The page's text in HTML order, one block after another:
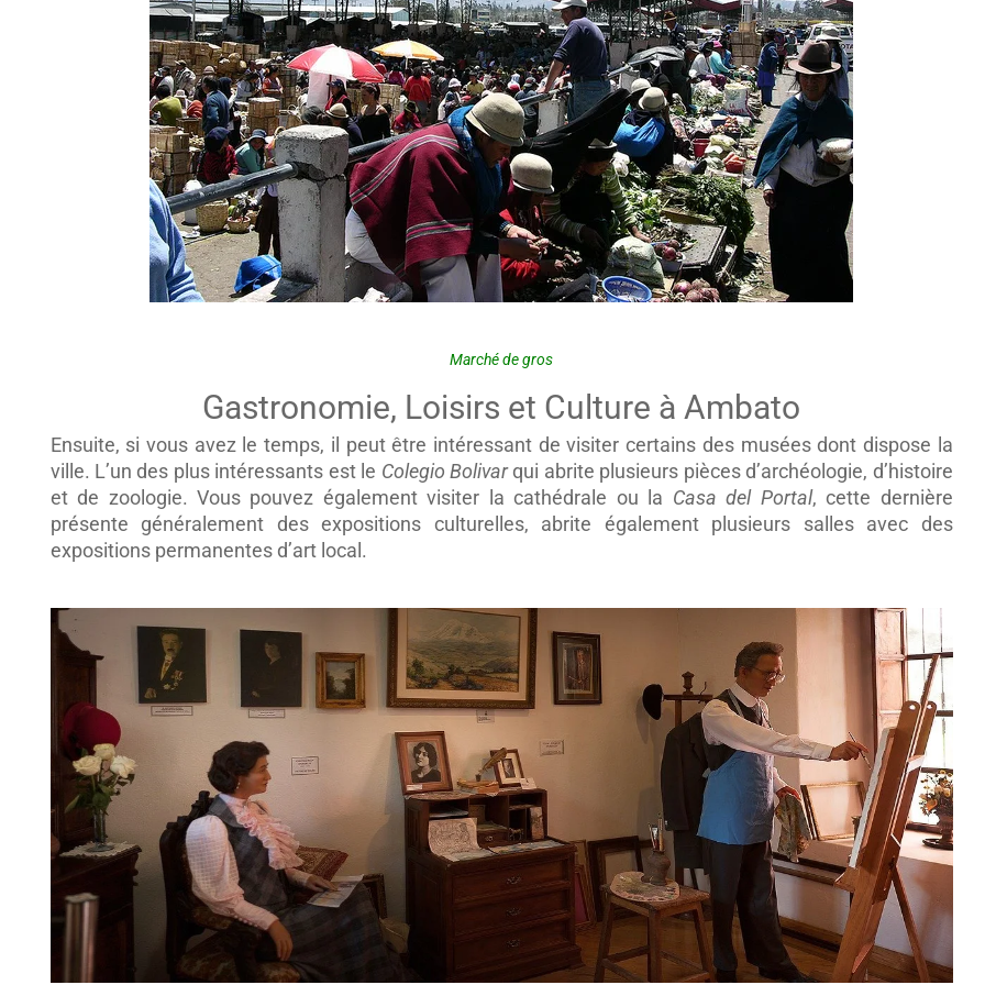
Marché de gros
Gastronomie, Loisirs et Culture à Ambato
Ensuite, si vous avez le temps, il peut être intéressant de visiter certains des musées dont dispose la
ville. L’un des plus intéressants est le Colegio Bolivarqui abrite plusieurs pièces d’archéologie, d’histoire
et de zoologie. Vous pouvez également visiter la cathédrale ou la Casa del Portal, cette dernière
présente généralement des expositions culturelles, abrite également plusieurs salles avec des
expositions permanentes d’art local.